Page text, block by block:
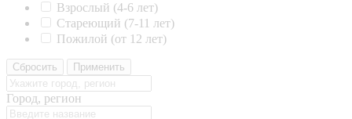
Взрослый (4-6 лет)
Стареющий (7-11 лет)
Пожилой (от 12 лет)
Сбросить Применить
Город, регион